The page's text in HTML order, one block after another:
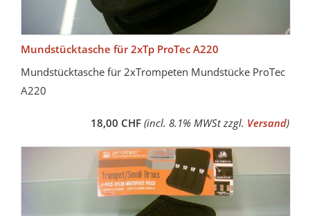
Mundstücktasche für 2xTp ProTec A220
Mundstücktasche für 2xTrompeten Mundstücke ProTec
A220
18,00 CHF (incl. 8.1% MWSt zzgl. Versand)